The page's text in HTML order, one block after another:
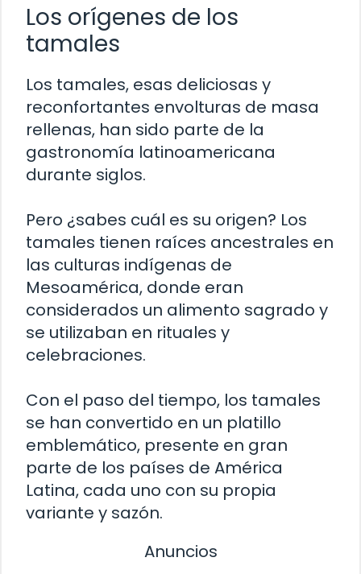
Los orígenes de los
tamales
Los tamales, esas deliciosas y
reconfortantes envolturas de masa
rellenas, han sido parte de la
gastronomía latinoamericana
durante siglos.
Pero ¿sabes cuál es su origen? Los
tamales tienen raíces ancestrales en
las culturas indígenas de
Mesoamérica, donde eran
considerados un alimento sagrado y
se utilizaban en rituales y
celebraciones.
Con el paso del tiempo, los tamales
se han convertido en un platillo
emblemático, presente en gran
parte de los países de América
Latina, cada uno con su propia
variante y sazón.
Anuncios